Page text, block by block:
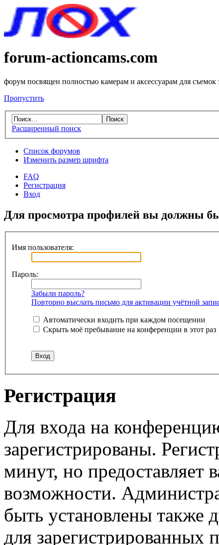
forum-actioncams.com
форум посвящен полностью камерам и аксессуарам для съемок
Пропустить
Расширенный поиск
Список форумов
Изменить размер шрифта
FAQ
Регистрация
Вход
Для просмотра профилей вы должны
Имя пользователя:
Пароль:
Забыли пароль?
Повторно выслать письмо для активации учётной
Автоматически входить при каждом посещении
Скрыть моё пребывание на конференции в этот раз
Регистрация
Для входа на
зарегистрированы.
минут, но предоставляет
возможности.
быть установлены также
для зарегистрированных